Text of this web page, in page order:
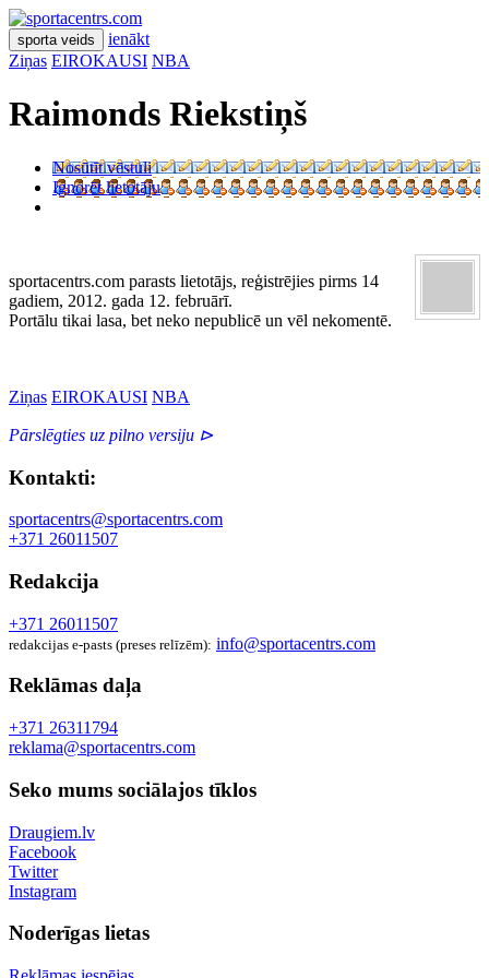
sporta veids
ienākt
Ziņas EIROKAUSI NBA
Raimonds Riekstiņš
Nosūtīt vēstuli
Ignorēt lietotāju
sportacentrs.com parasts lietotājs, reģistrējies pirms 14
gadiem, 2012. gada 12. februārī.
Portālu tikai lasa, bet neko nepublicē un vēl nekomentē.
Ziņas EIROKAUSI NBA
Pārslēgties uz pilno versiju ⊳
Kontakti:
sportacentrs@sportacentrs.com
+371 26011507
Redakcija
+371 26011507
redakcijas e-pasts (preses relīzēm): info@sportacentrs.com
Reklāmas daļa
+371 26311794
reklama@sportacentrs.com
Seko mums sociālajos tīklos
Draugiem.lv
Facebook
Twitter
Instagram
Noderīgas lietas